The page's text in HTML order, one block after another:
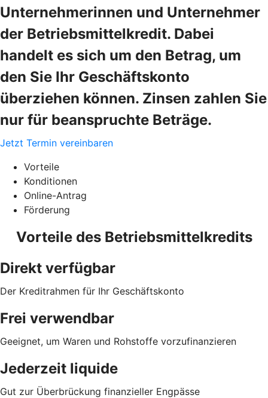
Unternehmerinnen und Unternehmer
der Betriebsmittelkredit. Dabei
handelt es sich um den Betrag, um
den Sie Ihr Geschäftskonto
überziehen können. Zinsen zahlen Sie
nur für beanspruchte Beträge.
Jetzt Termin vereinbaren
Vorteile
Konditionen
Online-Antrag
Förderung
Vorteile des Betriebsmittelkredits
Direkt verfügbar
Der Kreditrahmen für Ihr Geschäftskonto
Frei verwendbar
Geeignet, um Waren und Rohstoffe vorzufinanzieren
Jederzeit liquide
Gut zur Überbrückung finanzieller Engpässe